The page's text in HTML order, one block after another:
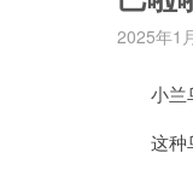
2025年1
小兰鸟
这种鸟